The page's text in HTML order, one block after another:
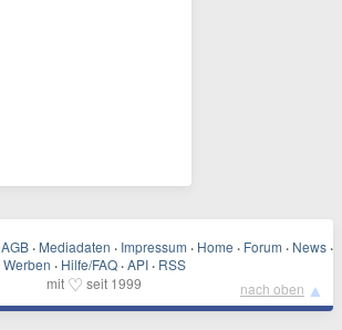
AGB · Mediadaten · Impressum · Home · Forum · News ·
Werben · Hilfe/FAQ · API · RSS
mit ♡ seit 1999 nach oben ▲